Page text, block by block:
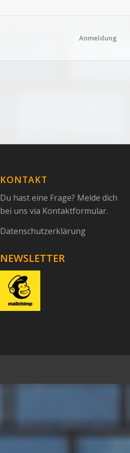
Anmeldung
KONTAKT
Du hast eine Frage? Melde dich
bei uns via Kontaktformular.
Datenschutzerklärung
NEWSLETTER